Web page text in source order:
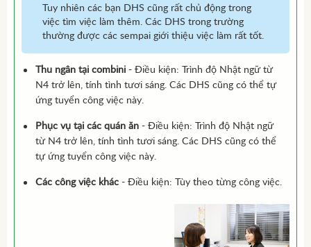
Tuy nhiên các bạn DHS cũng rất chủ động trong
việc tìm việc làm thêm. Các DHS trong trường
thường được các sempai giới thiệu việc làm rất tốt.
Thu ngân tại combini - Điều kiện: Trình độ Nhật ngữ từ
N4 trở lên, tính tình tươi sáng. Các DHS cũng có thể tự
ứng tuyển công việc này.
Phục vụ tại các quán ăn - Điều kiện: Trình độ Nhật ngữ
từ N4 trở lên, tính tình tươi sáng. Các DHS cũng có thể
tự ứng tuyển công việc này.
Các công việc khác - Điều kiện: Tùy theo từng công việc.